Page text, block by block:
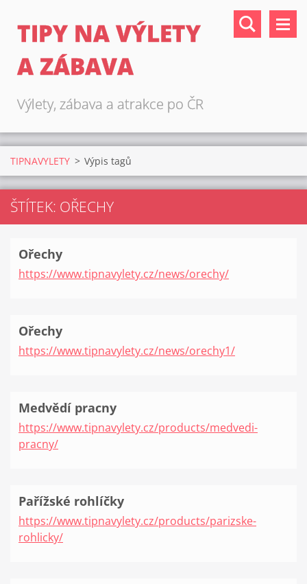
TIPY NA VÝLETY
A ZÁBAVA
Výlety, zábava a atrakce po ČR
TIPNAVYLETY > Výpis tagů
ŠTÍTEK: OŘECHY
Ořechy
https://www.tipnavylety.cz/news/orechy/
Ořechy
https://www.tipnavylety.cz/news/orechy1/
Medvědí pracny
https://www.tipnavylety.cz/products/medvedi-
pracny/
Pařížské rohlíčky
https://www.tipnavylety.cz/products/parizske-
rohlicky/